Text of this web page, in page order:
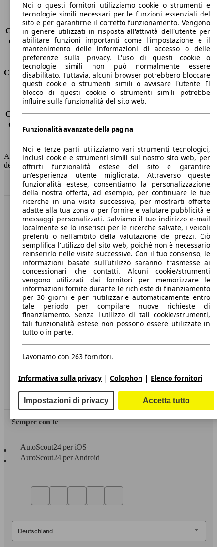
Sedili
5
Carico sul tetto
-
Capacità di traino (senza freni) -
Capacità di traino (con freni)
1250 kg
Volume del bagagliaio
350 l
Consumi
Emissioni di CO2*
118 g/km (komb.)
Consumo (urbano)
6.1 l/100km
Consumo (extra-urbano) 4.6 l/100km
Consumo (combinato)*
5.1 l/100km
Capacità del serbatoio
50 l
AutoScout24 non si assume alcuna responsabilità per la correttezza
dei dati.
Torna su
Benvenuti su AutoScout24, il mercato auto europeo.
Società
A proposito di AutoScout24
Stampa
Media
Condizioni generali
Informazioni
Privacy
Dichiarazione di Accessibilità
Servizi
Area rivenditori
Sempre con te
AutoScout24 per iOS
AutoScout24 per Android
Noi o questi fornitori utilizziamo cookie o strumenti e
tecnologie simili necessari per le funzioni essenziali del
sito e per garantirne il corretto funzionamento. Vengono
in genere utilizzati in risposta all'attività dell'utente per
abilitare funzioni importanti come l'impostazione e il
mantenimento delle informazioni di accesso o delle
preferenze sulla privacy. L'uso di questi cookie o
tecnologie simili non può normalmente essere
disabilitato. Tuttavia, alcuni browser potrebbero bloccare
questi cookie o strumenti simili o avvisare l'utente. Il
blocco di questi cookie o strumenti simili potrebbe
influire sulla funzionalità del sito web.
Funzionalità avanzate della pagina
Noi e terze parti utilizziamo vari strumenti tecnologici,
inclusi cookie e strumenti simili sul nostro sito web, per
offrirti funzionalità estese del sito e garantire
un'esperienza utente migliorata. Attraverso queste
funzionalità estese, consentiamo la personalizzazione
della nostra offerta, ad esempio, per continuare le tue
ricerche in una visita successiva, per mostrarti offerte
adatte alla tua zona o per fornire e valutare pubblicità e
messaggi personalizzati. Salviamo il tuo indirizzo e-mail
localmente se lo inserisci per le ricerche salvate, i veicoli
preferiti o nell'ambito della valutazione dei prezzi. Ciò
semplifica l'utilizzo del sito web, poiché non è necessario
reinserirlo nelle visite successive. Con il tuo consenso, le
informazioni basate sull'utilizzo saranno trasmesse ai
concessionari che contatti. Alcuni cookie/strumenti
vengono utilizzati dai fornitori per memorizzare le
informazioni fornite durante le richieste di finanziamento
per 30 giorni e per riutilizzarle automaticamente entro
tale periodo per compilare nuove richieste di
finanziamento. Senza l'utilizzo di tali cookie/strumenti,
tali funzionalità estese non possono essere utilizzate in
tutto o in parte.
Lavoriamo con 263 fornitori.
Informativa sulla privacy | Colophon | Elenco fornitori
Impostazioni di privacy Accetta tutto